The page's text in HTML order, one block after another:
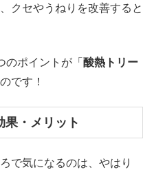
クセやうねりを改善すると
のポイントが「 酸熱トリー
です！
果・メリット
で気になるのは、やはり